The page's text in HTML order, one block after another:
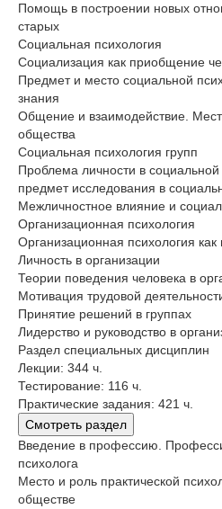
Помощь в построении новых
старых
Социальная психология
Социализация как приобщение
Предмет и место социальной
знания
Общение и взаимодействие.
общества
Социальная психология групп
Проблема личности в социальной
предмет исследования в
Межличностное влияние и
Организационная психология
Организационная психология как
Личность в организации
Теории поведения человека в
Мотивация трудовой
Принятие решений в группах
Лидерство и руководство в
Раздел специальных дисциплин
Лекции: 344 ч.
Тестирование: 116 ч.
Практические задания: 421 ч.
Смотреть раздел
Введение в профессию.
психолога
Место и роль практической
обществе